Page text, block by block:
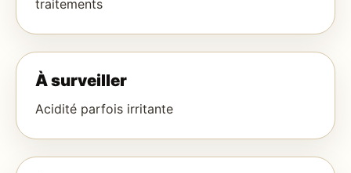
traitements
À surveiller
Acidité parfois irritante